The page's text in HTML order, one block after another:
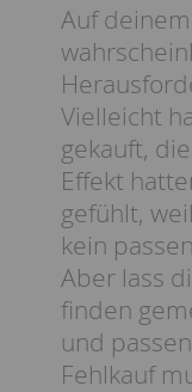
Auf
Vielleicht
gekauft,
Effekt
gefühlt,
kein
Aber lass
finden
und
Fehlkauf